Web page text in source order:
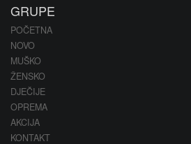
GRUPE
POČETNA
NOVO
MUŠKO
ŽENSKO
DJEČIJE
OPREMA
AKCIJA
KONTAKT